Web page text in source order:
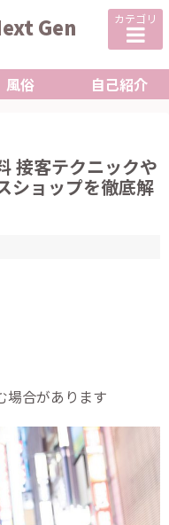
カテゴリ
Gen
風俗 自己紹介
接客テクニックや
ショップを徹底解
場合があります